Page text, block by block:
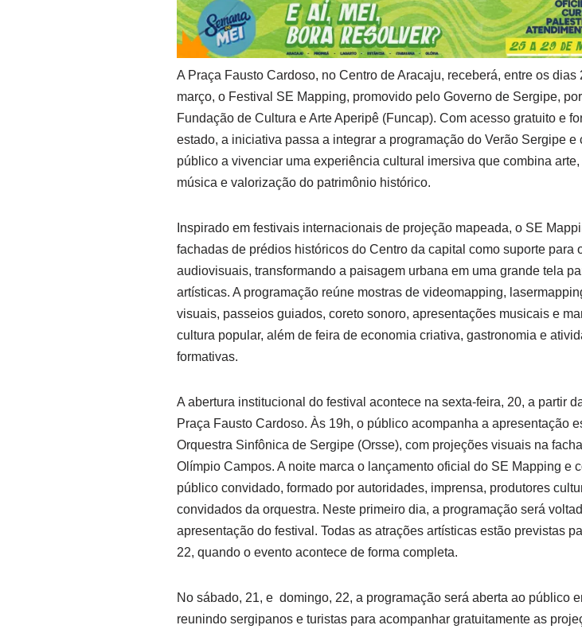
A Praça Fausto Cardoso, no Centro de Aracaju, receberá, entre os dias
março, o Festival SE Mapping, promovido pelo Governo de Sergipe,
Fundação de Cultura e Arte Aperipê (Funcap). Com acesso gratuito e
estado, a iniciativa passa a integrar a programação do Verão Sergipe e
público a vivenciar uma experiência cultural imersiva que combina
música e valorização do patrimônio histórico.
Inspirado em festivais internacionais de projeção mapeada, o SE
fachadas de prédios históricos do Centro da capital como suporte para
audiovisuais, transformando a paisagem urbana em uma grande tela
artísticas. A programação reúne mostras de videomapping,
visuais, passeios guiados, coreto sonoro, apresentações musicais e
cultura popular, além de feira de economia criativa, gastronomia e
formativas.
A abertura institucional do festival acontece na sexta-feira, 20, a partir
Praça Fausto Cardoso. Às 19h, o público acompanha a apresentação
Orquestra Sinfônica de Sergipe (Orsse), com projeções visuais na
Olímpio Campos. A noite marca o lançamento oficial do SE Mapping e
público convidado, formado por autoridades, imprensa, produtores
convidados da orquestra. Neste primeiro dia, a programação será
apresentação do festival. Todas as atrações artísticas estão previstas
22, quando o evento acontece de forma completa.
No sábado, 21, e domingo, 22, a programação será aberta ao público
reunindo sergipanos e turistas para acompanhar gratuitamente as